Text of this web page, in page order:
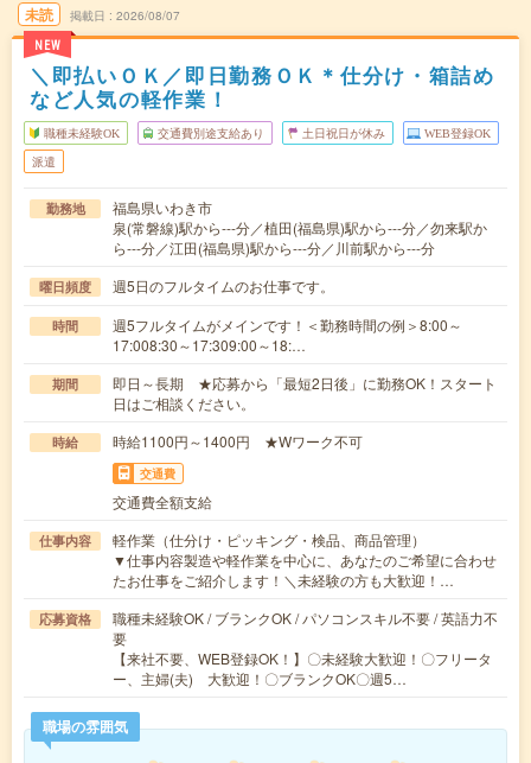
未読
NEW
掲載日 2026/08/07
＼即払いＯＫ／即日勤務ＯＫ＊仕分け・箱詰め
など人気の軽作業！
職種未経験OK 交通費別途支給あり 土日祝日が休み WEB登録OK
派遣
勤務地
福島県いわき市
泉(常磐線)駅から---分／植田(福島県)駅から---分／勿来駅か
ら---分／江田(福島県)駅から---分／川前駅から---分
曜日頻度 週5日のフルタイムのお仕事です。
時間
週5フルタイムがメインです！＜勤務時間の例＞8:00～
17:008:30～17:309:00～18:…
期間
即日～長期 ★応募から「最短2日後」に勤務OK！スタート
日はご相談ください。
時給 時給1100円～1400円 ★Wワーク不可
交通費
交通費全額支給
仕事内容
軽作業（仕分け・ピッキング・検品、商品管理）
▼仕事内容製造や軽作業を中心に、あなたのご希望に合わせ
たお仕事をご紹介します！＼未経験の方も大歓迎！…
応募資格
職種未経験OK / ブランクOK / パソコンスキル不要 / 英語力不
要
【来社不要、WEB登録OK！】〇未経験大歓迎！〇フリータ
ー、主婦(夫) 大歓迎！〇ブランクOK〇週5…
職場の雰囲気